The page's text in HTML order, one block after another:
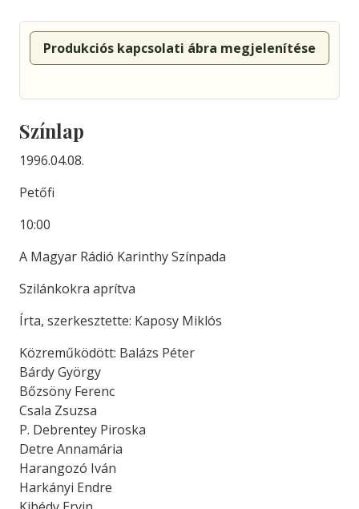
Produkciós kapcsolati ábra megjelenítése
Színlap
1996.04.08.
Petőfi
10:00
A Magyar Rádió Karinthy Színpada
Szilánkokra aprítva
Írta, szerkesztette: Kaposy Miklós
Közreműködött: Balázs Péter
Bárdy György
Bőzsöny Ferenc
Csala Zsuzsa
P. Debrentey Piroska
Detre Annamária
Harangozó Iván
Harkányi Endre